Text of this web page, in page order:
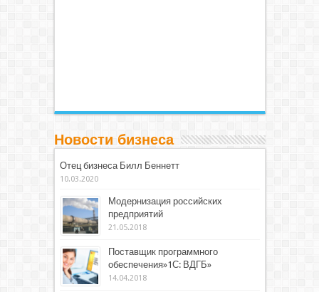
Новости бизнеса
Отец бизнеса Билл Беннетт
10.03.2020
Модернизация российских
предприятий
21.05.2018
Поставщик программного
обеспечения»1С: ВДГБ»
14.04.2018